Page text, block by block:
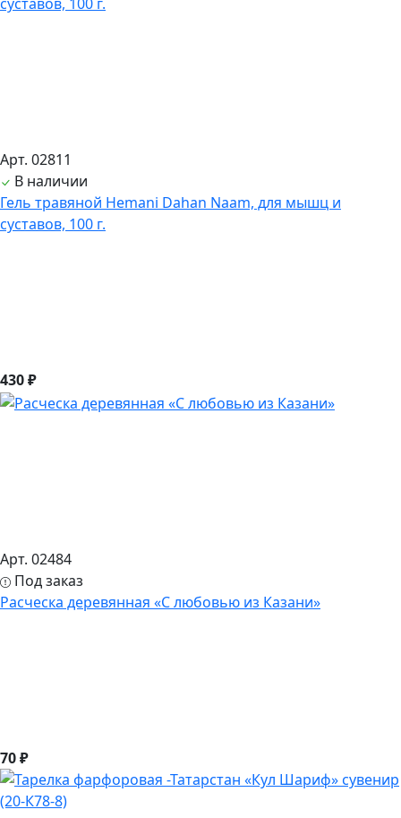
Арт. 02811
В наличии
Гель травяной Hemani Dahan Naam, для мышц и
суставов, 100 г.
430 ₽
Арт. 02484
Под заказ
Расческа деревянная «С любовью из Казани»
70 ₽